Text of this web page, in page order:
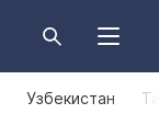
Узбекистан